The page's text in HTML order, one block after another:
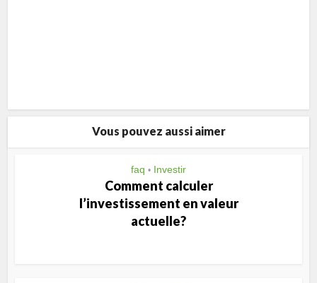
Vous pouvez aussi aimer
faq • Investir
Comment calculer
l’investissement en valeur
actuelle?